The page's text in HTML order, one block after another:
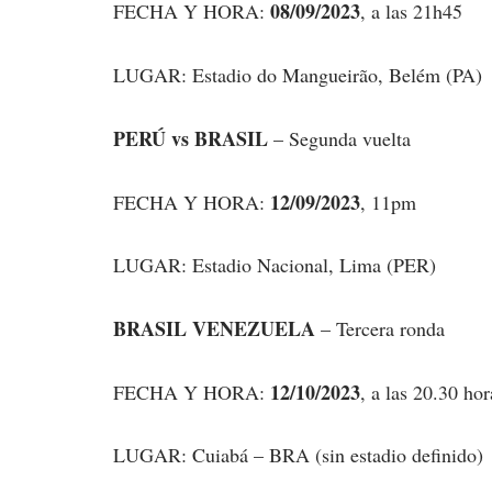
FECHA Y HORA: 08/09/2023, a las 21h45
LUGAR: Estadio do Mangueirão, Belém (PA)
PERÚ vs BRASIL – Segunda vuelta
FECHA Y HORA: 12/09/2023, 11pm
LUGAR: Estadio Nacional, Lima (PER)
BRASIL VENEZUELA – Tercera ronda
FECHA Y HORA: 12/10/2023, a las 20.30
LUGAR: Cuiabá – BRA (sin estadio definido)